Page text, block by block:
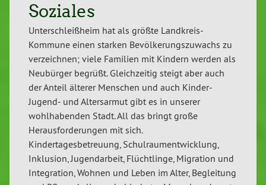
Soziales
Unterschleißheim hat als größte Landkreis-
Kommune einen starken Bevölkerungszuwachs zu
verzeichnen; viele Familien mit Kindern werden als
Neubürger begrüßt. Gleichzeitig steigt aber auch
der Anteil älterer Menschen und auch Kinder-
Jugend- und Altersarmut gibt es in unserer
wohlhabenden Stadt. All das bringt große
Herausforderungen mit sich.
Kindertagesbetreuung, Schulraumentwicklung,
Inklusion, Jugendarbeit, Flüchtlinge, Migration und
Integration, Wohnen und Leben im Alter, Begleitung